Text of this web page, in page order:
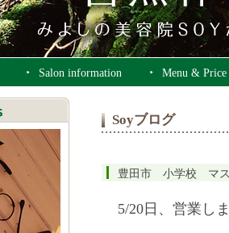
Salon information Menu & Price
Soyブログ
豊田市 小学校 マ
5/20日、営業し